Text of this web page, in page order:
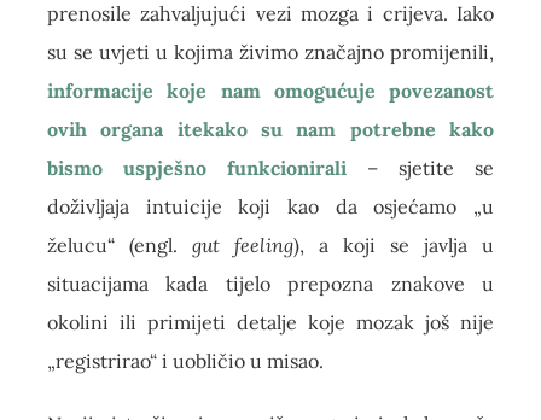
prenosile zahvaljujući vezi mozga i crijeva. Iako
su se uvjeti u kojima živimo značajno promijenili,
informacije koje nam omogućuje povezanost
ovih organa itekako su nam potrebne kako
bismo uspješno funkcionirali – sjetite se
doživljaja intuicije koji kao da osjećamo „u
želucu“ (engl. gut feeling), a koji se javlja u
situacijama kada tijelo prepozna znakove u
okolini ili primijeti detalje koje mozak još nije
„registrirao“ i uobličio u misao.